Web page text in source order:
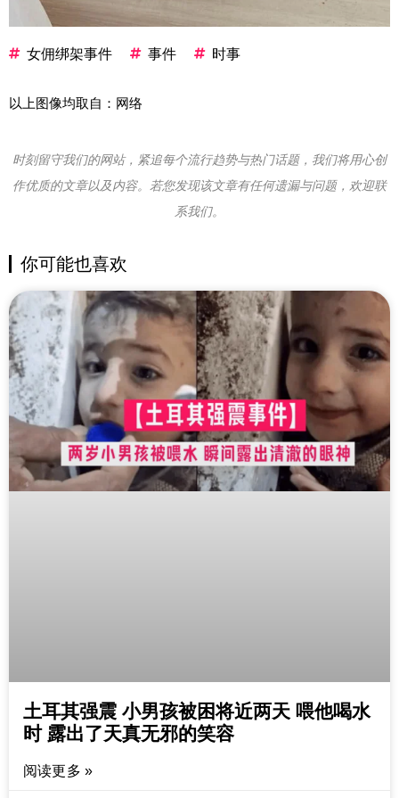
女佣绑架事件 事件 时事
以上图像均取自：网络
时刻留守我们的网站，紧追每个流行趋势与热门话题，我们将用心创
作优质的文章以及内容。若您发现该文章有任何遗漏与问题，欢迎联
系我们。
你可能也喜欢
土耳其强震 小男孩被困将近两天 喂他喝水
时 露出了天真无邪的笑容
阅读更多 »